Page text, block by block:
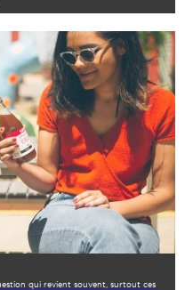
qui revient souvent, surtout ces